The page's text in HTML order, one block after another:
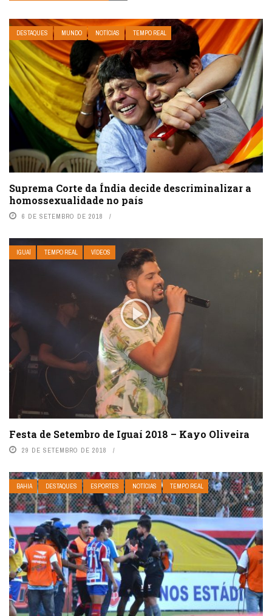
DESTAQUES MUNDO NOTÍCIAS TEMPO REAL
Suprema Corte da Índia decide descriminalizar a
homossexualidade no país
6 DE SETEMBRO DE 2018
IGUAÍ TEMPO REAL VÍDEOS
Festa de Setembro de Iguaí 2018 – Kayo Oliveira
29 DE SETEMBRO DE 2018
BAHIA DESTAQUES ESPORTES NOTÍCIAS TEMPO REAL